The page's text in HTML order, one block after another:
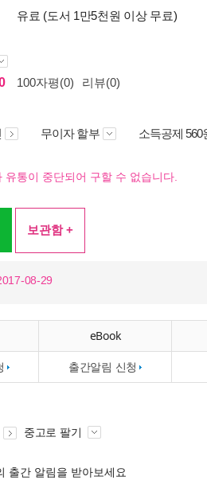
유료 (도서 1만5천원 이상 무료)
100자평(0) 리뷰(0)
무이자 할부 소득공제 560
유통이 중단되어 구할 수 없습니다.
보관함 +
08-29
eBook
출간알림 신청
중고로 팔기
출간 알림을 받아보세요